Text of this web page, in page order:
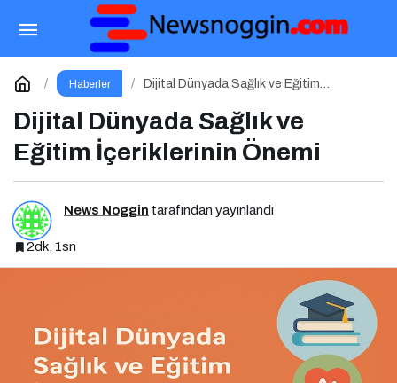
Haberler
Dijital Dünyada Sağlık ve Eğitim
Dijital Dünyada Sağlık ve
Eğitim İçeriklerinin Önemi
News Noggin tarafından yayınlandı
2dk, 1sn
İçerik Ekosisteminde Öne Çıkan Platformlar
Yorum Yap